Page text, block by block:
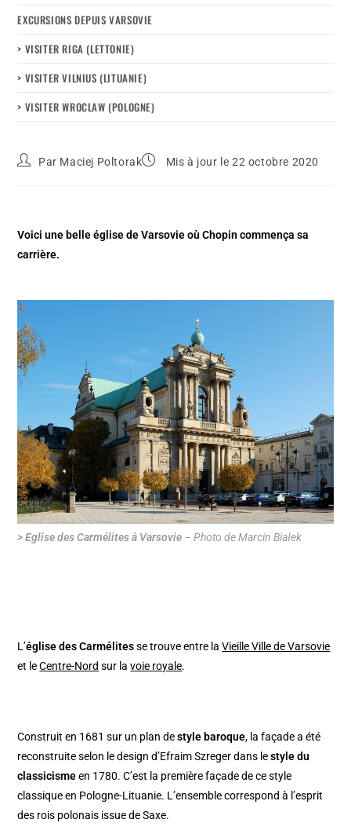
EXCURSIONS DEPUIS VARSOVIE
> VISITER RIGA (LETTONIE)
> VISITER VILNIUS (LITUANIE)
> VISITER WROCLAW (POLOGNE)
Par Maciej Poltorak Mis à jour le 22 octobre 2020
Voici une belle église de Varsovie où Chopin commença sa
carrière.
> Eglise des Carmélites à Varsovie – Photo de Marcin Białek
L’église des Carmélitesse trouve entre laVieille Ville de Varsovie
et leCentre-Nord sur lavoie royale.
Construit en 1681 sur un plan destyle baroque, la façade a été
reconstruite selon le design d’Efraim Szreger dans lestyle du
classicismeen 1780. C’est la première façade de ce style
classique en Pologne-Lituanie. L’ensemble correspond à l’esprit
des rois polonais issue de Saxe.